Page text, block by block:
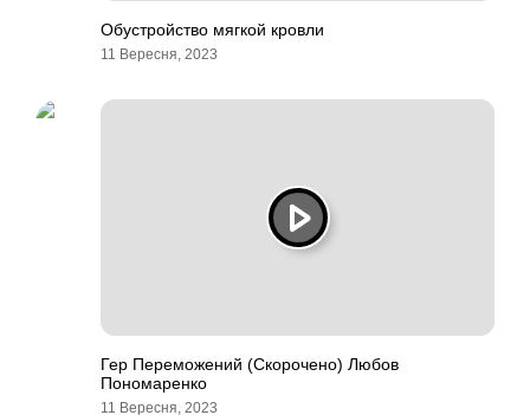
Обустройство мягкой кровли
11 Вересня, 2023
Гер Переможений (Скорочено) Любов
Пономаренко
11 Вересня, 2023